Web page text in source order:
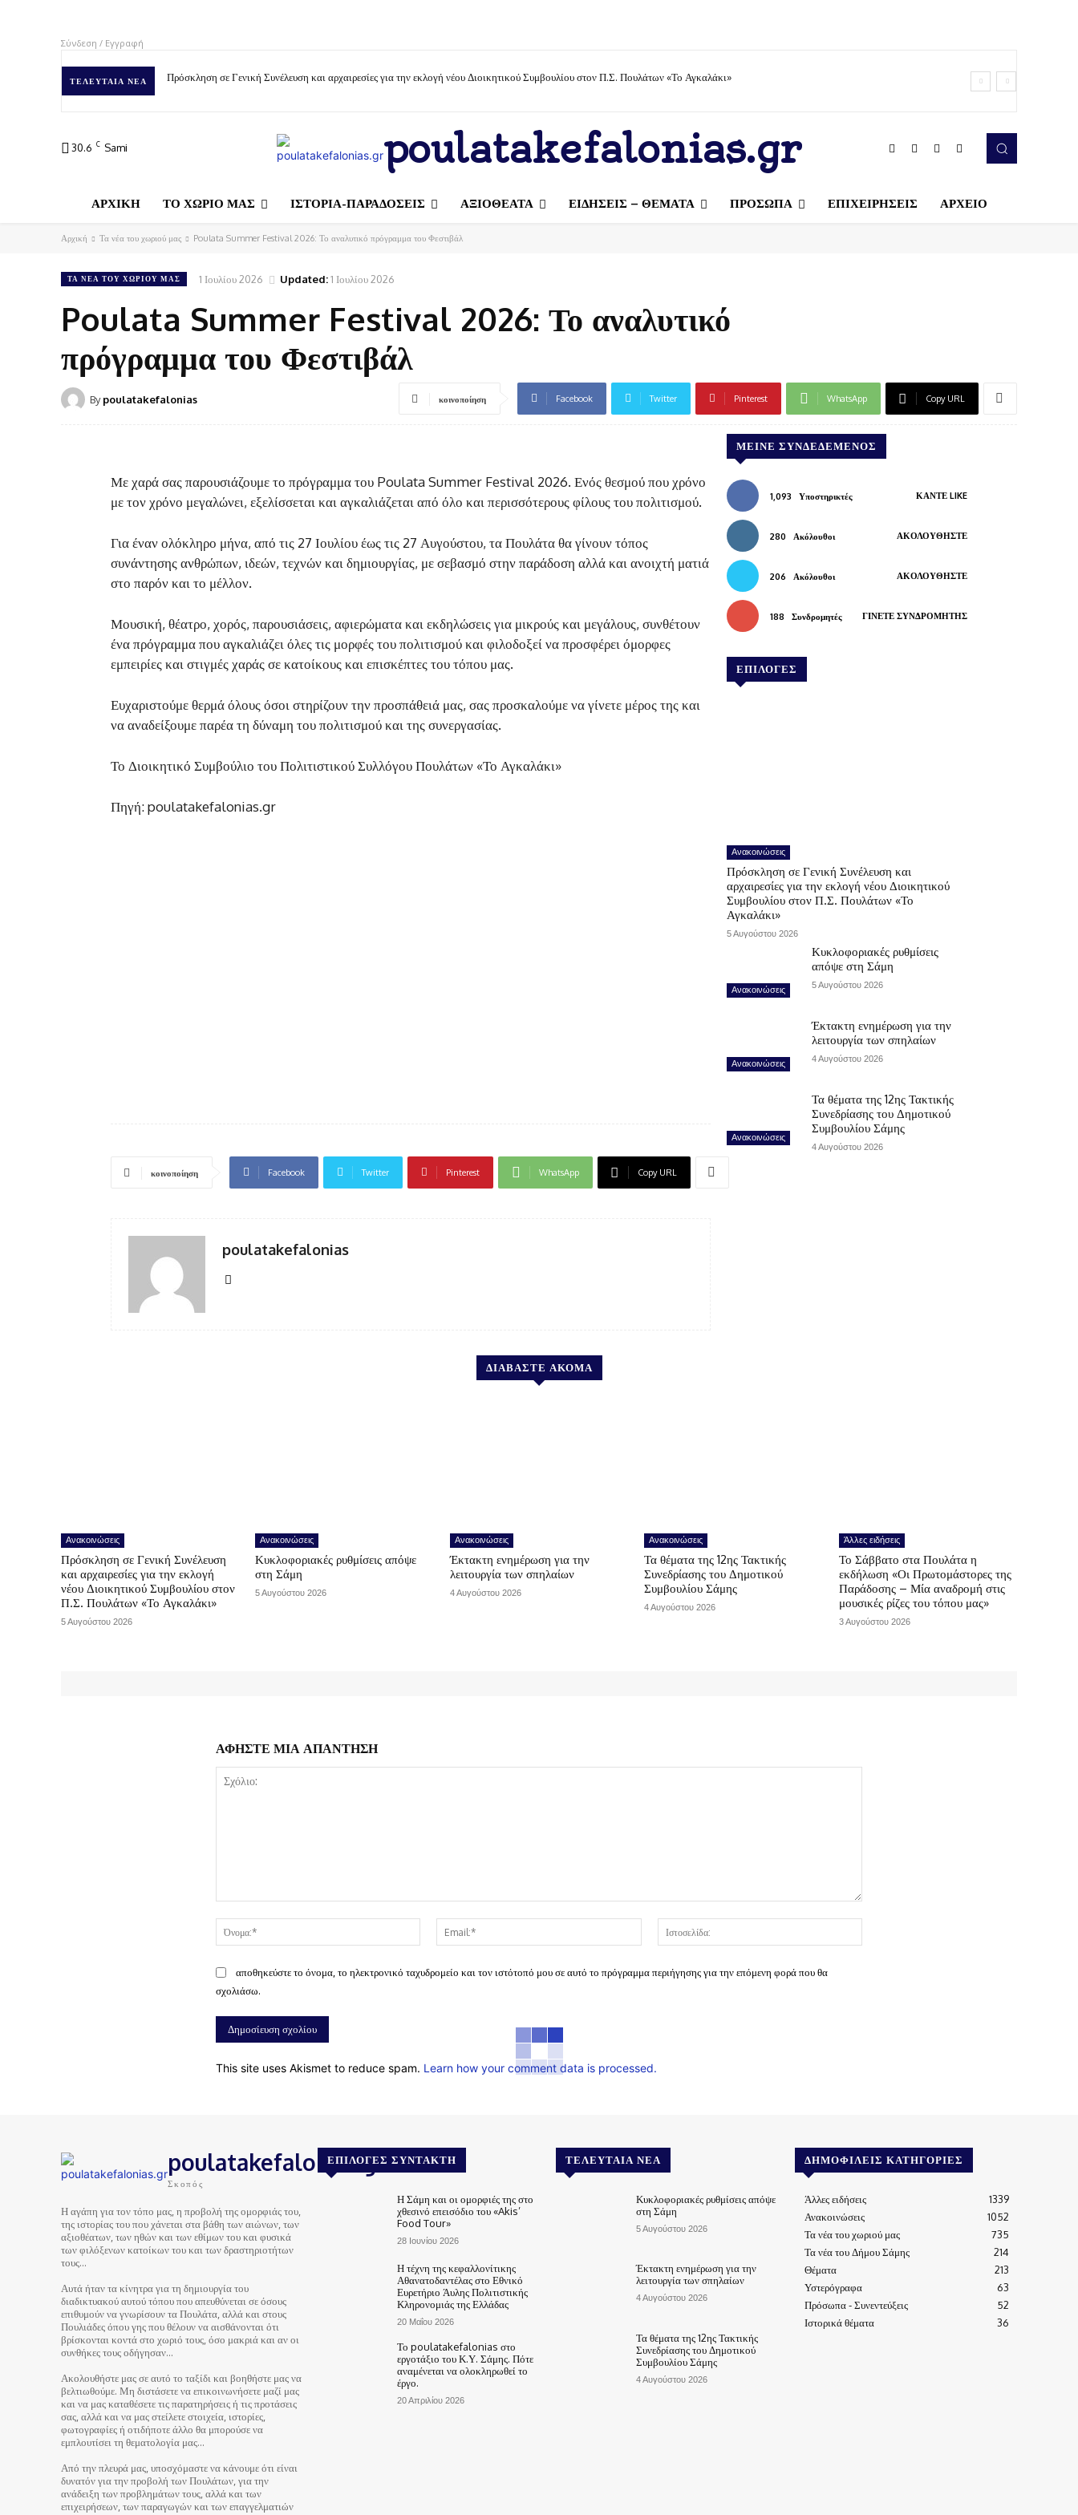
Σύνδεση / Εγγραφή
ΤΕΛΕΥΤΑΊΑ ΝΈΑ Πρόσκληση σε Γενική Συνέλευση και αρχαιρεσίες για την εκλογή νέου Διοικητικού Συμβουλίου στον Π.Σ. Πουλάτων «Το Αγκαλάκι»
30.6 C Sami poulatakefalonias.gr
ΑΡΧΙΚΗ ΤΟ ΧΩΡΙΟ ΜΑΣ ΙΣΤΟΡΙΑ-ΠΑΡΑΔΟΣΕΙΣ ΑΞΙΟΘΕΑΤΑ ΕΙΔΗΣΕΙΣ – ΘΕΜΑΤΑ ΠΡΟΣΩΠΑ ΕΠΙΧΕΙΡΗΣΕΙΣ ΑΡΧΕΙΟ
Αρχική Τα νέα του χωριού μας Poulata Summer Festival 2026: Το αναλυτικό πρόγραμμα του Φεστιβάλ
ΤΑ ΝΈΑ ΤΟΥ ΧΩΡΙΟΎ ΜΑΣ 1 Ιουλίου 2026 Updated:1 Ιουλίου 2026
Poulata Summer Festival 2026: Το αναλυτικό
πρόγραμμα του Φεστιβάλ
By poulatakefalonias κοινοποίηση Facebook Twitter Pinterest WhatsApp Copy URL
Με χαρά σας παρουσιάζουμε το πρόγραμμα του Poulata Summer Festival 2026. Ενός θεσμού που χρόνο
με τον χρόνο μεγαλώνει, εξελίσσεται και αγκαλιάζεται από όλο και περισσότερους φίλους του πολιτισμού.
Για έναν ολόκληρο μήνα, από τις 27 Ιουλίου έως τις 27 Αυγούστου, τα Πουλάτα θα γίνουν τόπος
συνάντησης ανθρώπων, ιδεών, τεχνών και δημιουργίας, με σεβασμό στην παράδοση αλλά και ανοιχτή ματιά
στο παρόν και το μέλλον.
Μουσική, θέατρο, χορός, παρουσιάσεις, αφιερώματα και εκδηλώσεις για μικρούς και μεγάλους, συνθέτουν
ένα πρόγραμμα που αγκαλιάζει όλες τις μορφές του πολιτισμού και φιλοδοξεί να προσφέρει όμορφες
εμπειρίες και στιγμές χαράς σε κατοίκους και επισκέπτες του τόπου μας.
Ευχαριστούμε θερμά όλους όσοι στηρίζουν την προσπάθειά μας, σας προσκαλούμε να γίνετε μέρος της και
να αναδείξουμε παρέα τη δύναμη του πολιτισμού και της συνεργασίας.
Το Διοικητικό Συμβούλιο του Πολιτιστικού Συλλόγου Πουλάτων «Το Αγκαλάκι»
Πηγή: poulatakefalonias.gr
κοινοποίηση Facebook Twitter Pinterest WhatsApp Copy URL
poulatakefalonias
ΜΕΊΝΕ ΣΥΝΔΕΔΕΜΈΝΟΣ
1,093 Υποστηρικτές ΚΆΝΤΕ LIKE
280 Ακόλουθοι ΑΚΟΛΟΥΘΉΣΤΕ
206 Ακόλουθοι ΑΚΟΛΟΥΘΉΣΤΕ
188 Συνδρομητές ΓΊΝΕΤΕ ΣΥΝΔΡΟΜΗΤΉΣ
ΕΠΙΛΟΓΕΣ
Ανακοινώσεις
Πρόσκληση σε Γενική Συνέλευση και
αρχαιρεσίες για την εκλογή νέου Διοικητικού
Συμβουλίου στον Π.Σ. Πουλάτων «Το
Αγκαλάκι»
5 Αυγούστου 2026
Ανακοινώσεις
Κυκλοφοριακές ρυθμίσεις
απόψε στη Σάμη
5 Αυγούστου 2026
Ανακοινώσεις
Έκτακτη ενημέρωση για την
λειτουργία των σπηλαίων
4 Αυγούστου 2026
Ανακοινώσεις
Τα θέματα της 12ης Τακτικής
Συνεδρίασης του Δημοτικού
Συμβουλίου Σάμης
4 Αυγούστου 2026
ΔΙΑΒΑΣΤΕ ΑΚΟΜΑ
Ανακοινώσεις
Πρόσκληση σε Γενική Συνέλευση
και αρχαιρεσίες για την εκλογή
νέου Διοικητικού Συμβουλίου στον
Π.Σ. Πουλάτων «Το Αγκαλάκι»
5 Αυγούστου 2026
Ανακοινώσεις
Κυκλοφοριακές ρυθμίσεις απόψε
στη Σάμη
5 Αυγούστου 2026
Ανακοινώσεις
Έκτακτη ενημέρωση για την
λειτουργία των σπηλαίων
4 Αυγούστου 2026
Ανακοινώσεις
Τα θέματα της 12ης Τακτικής
Συνεδρίασης του Δημοτικού
Συμβουλίου Σάμης
4 Αυγούστου 2026
Άλλες ειδήσεις
Το Σάββατο στα Πουλάτα η
εκδήλωση «Οι Πρωτομάστορες της
Παράδοσης – Μία αναδρομή στις
μουσικές ρίζες του τόπου μας»
3 Αυγούστου 2026
ΑΦΗΣΤΕ ΜΙΑ ΑΠΑΝΤΗΣΗ
Όνομα:*
Email:*
αποθηκεύστε το όνομα, το ηλεκτρονικό ταχυδρομείο και τον ιστότοπό μου σε αυτό το πρόγραμμα περιήγησης για την επόμενη φορά που θα
σχολιάσω.
This site uses Akismet to reduce spam. Learn how your comment data is processed.
poulatakefalonias.gr
Σκοπός
Η αγάπη για τον τόπο μας, η προβολή της ομορφιάς του,
της ιστορίας του που χάνεται στα βάθη των αιώνων, των
αξιοθέατων, των ηθών και των εθίμων του και φυσικά
των φιλόξενων κατοίκων του και των δραστηριοτήτων
τους…
Αυτά ήταν τα κίνητρα για τη δημιουργία του
διαδικτυακού αυτού τόπου που απευθύνεται σε όσους
επιθυμούν να γνωρίσουν τα Πουλάτα, αλλά και στους
Πουλιάδες όπου γης που θέλουν να αισθάνονται ότι
βρίσκονται κοντά στο χωριό τους, όσο μακριά και αν οι
συνθήκες τους οδήγησαν…
Ακολουθήστε μας σε αυτό το ταξίδι και βοηθήστε μας να
βελτιωθούμε. Μη διστάσετε να επικοινωνήσετε μαζί μας
και να μας καταθέσετε τις παρατηρήσεις ή τις προτάσεις
σας, αλλά και να μας στείλετε στοιχεία, ιστορίες,
φωτογραφίες ή οτιδήποτε άλλο θα μπορούσε να
εμπλουτίσει τη θεματολογία μας…
Από την πλευρά μας, υποσχόμαστε να κάνουμε ότι είναι
δυνατόν για την προβολή των Πουλάτων, για την
ανάδειξη των προβλημάτων τους, αλλά και των
επιχειρήσεων, των παραγωγών και των επαγγελματιών
ΕΠΙΛΟΓΈΣ ΣΥΝΤΆΚΤΗ
Η Σάμη και οι ομορφιές της στο
χθεσινό επεισόδιο του «Akis’
Food Tour»
28 Ιουνίου 2026
Η τέχνη της κεφαλλονίτικης
Αθανατοδαντέλας στο Εθνικό
Ευρετήριο Άυλης Πολιτιστικής
Κληρονομιάς της Ελλάδας
20 Μαΐου 2026
Το poulatakefalonias στο
εργοτάξιο του Κ.Υ. Σάμης. Πότε
αναμένεται να ολοκληρωθεί το
έργο.
20 Απριλίου 2026
ΤΕΛΕΥΤΑΊΑ ΝΈΑ
Κυκλοφοριακές ρυθμίσεις απόψε
στη Σάμη
5 Αυγούστου 2026
Έκτακτη ενημέρωση για την
λειτουργία των σπηλαίων
4 Αυγούστου 2026
Τα θέματα της 12ης Τακτικής
Συνεδρίασης του Δημοτικού
Συμβουλίου Σάμης
4 Αυγούστου 2026
ΔΗΜΟΦΙΛΕΊΣ ΚΑΤΗΓΟΡΊΕΣ
Άλλες ειδήσεις
1339
Ανακοινώσεις
1052
Τα νέα του χωριού μας
735
Τα νέα του Δήμου Σάμης
214
Θέματα
213
Υστερόγραφα
63
Πρόσωπα - Συνεντεύξεις
52
Ιστορικά θέματα
36